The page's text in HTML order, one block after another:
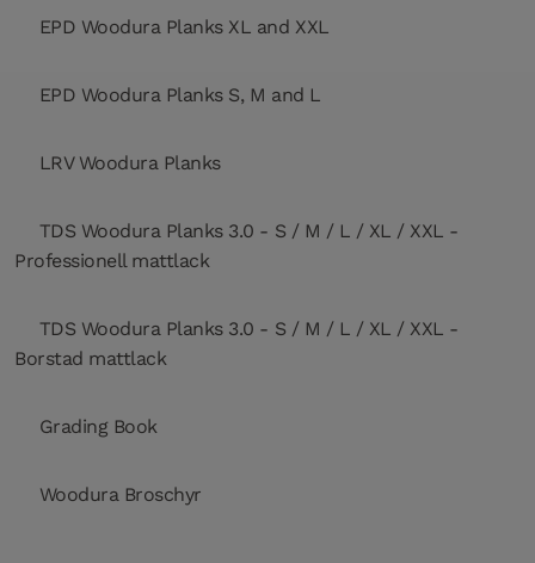
EPD Woodura Planks XL and XXL
EPD Woodura Planks S, M and L
LRV Woodura Planks
TDS Woodura Planks 3.0 - S / M / L / XL / XXL -
Professionell mattlack
TDS Woodura Planks 3.0 - S / M / L / XL / XXL -
Borstad mattlack
Grading Book
Woodura Broschyr